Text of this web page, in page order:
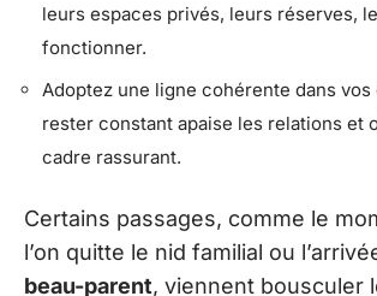
leurs espaces privés, leurs réserves,
fonctionner.
Adoptez une ligne cohérente dans vos
rester constant apaise les relations et
cadre rassurant.
Certains passages, comme le
l’on quitte le nid familial ou
beau-parent, viennent bousculer